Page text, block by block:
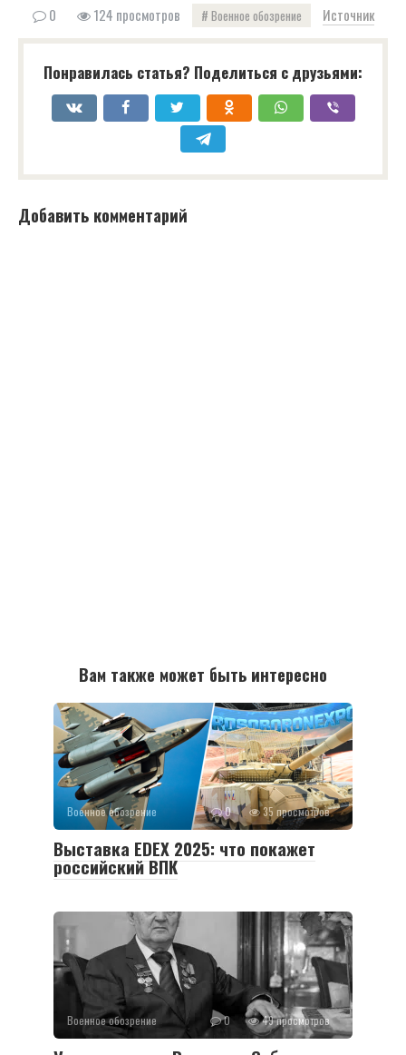
0 124 просмотров Военное обозрение Источник
Понравилась статья? Поделиться с друзьями:
Добавить комментарий
Вам также может быть интересно
Военное обозрение 0 35 просмотров
Выставка EDEX 2025: что покажет
российский ВПК
Военное обозрение 0 49 просмотров